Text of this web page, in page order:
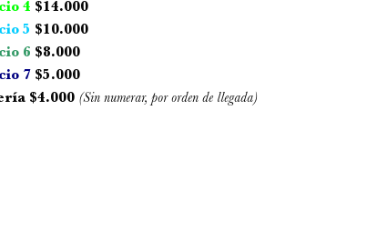
4 $14.000
5 $10.000
6 $8.000
7 $5.000
$4.000 (Sin numerar, por orden de llegada)